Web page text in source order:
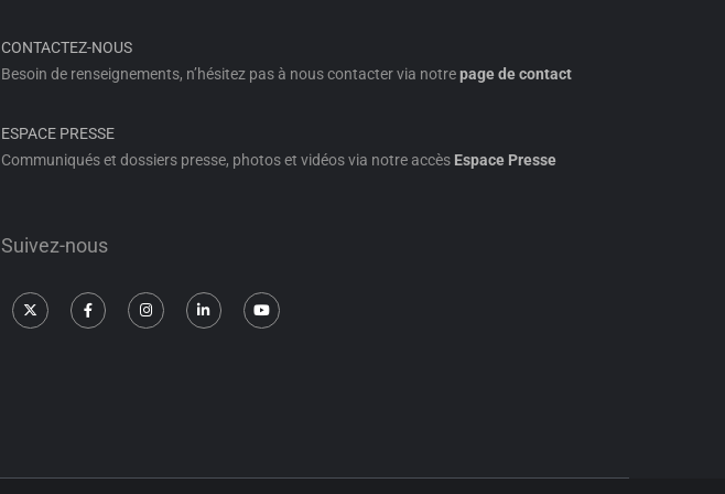
CONTACTEZ-NOUS
Besoin de renseignements, n’hésitez pas à nous contacter via notrepage de contact
ESPACE PRESSE
Communiqués et dossiers presse, photos et vidéos via notre accès Espace Presse
Suivez-nous